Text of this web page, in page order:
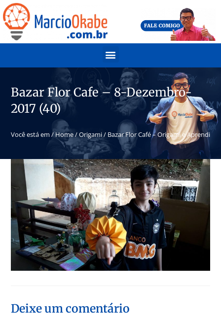
Bazar Flor Cafe – 8-Dezembro-
2017 (40)
Você está em / Home/Origami/ Bazar Flor Café – Origami e
Deixe um comentário